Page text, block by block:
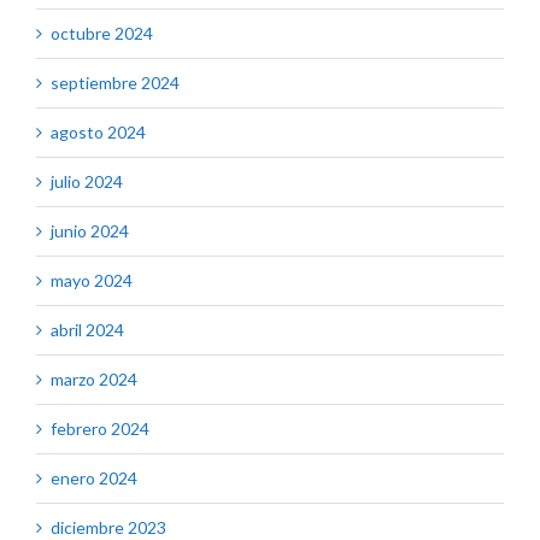
octubre 2024
septiembre 2024
agosto 2024
julio 2024
junio 2024
mayo 2024
abril 2024
marzo 2024
febrero 2024
enero 2024
diciembre 2023